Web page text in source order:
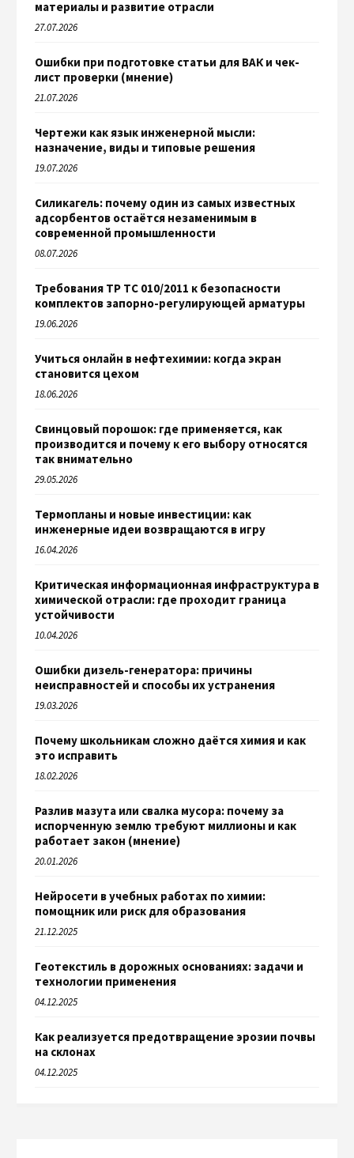
материалы и развитие отрасли
27.07.2026
Ошибки при подготовке статьи для ВАК и чек-
лист проверки (мнение)
21.07.2026
Чертежи как язык инженерной мысли:
назначение, виды и типовые решения
19.07.2026
Силикагель: почему один из самых известных
адсорбентов остаётся незаменимым в
современной промышленности
08.07.2026
Требования ТР ТС 010/2011 к безопасности
комплектов запорно-регулирующей арматуры
19.06.2026
Учиться онлайн в нефтехимии: когда экран
становится цехом
18.06.2026
Свинцовый порошок: где применяется, как
производится и почему к его выбору относятся
так внимательно
29.05.2026
Термопланы и новые инвестиции: как
инженерные идеи возвращаются в игру
16.04.2026
Критическая информационная инфраструктура в
химической отрасли: где проходит граница
устойчивости
10.04.2026
Ошибки дизель-генератора: причины
неисправностей и способы их устранения
19.03.2026
Почему школьникам сложно даётся химия и как
это исправить
18.02.2026
Разлив мазута или свалка мусора: почему за
испорченную землю требуют миллионы и как
работает закон (мнение)
20.01.2026
Нейросети в учебных работах по химии:
помощник или риск для образования
21.12.2025
Геотекстиль в дорожных основаниях: задачи и
технологии применения
04.12.2025
Как реализуется предотвращение эрозии почвы
на склонах
04.12.2025